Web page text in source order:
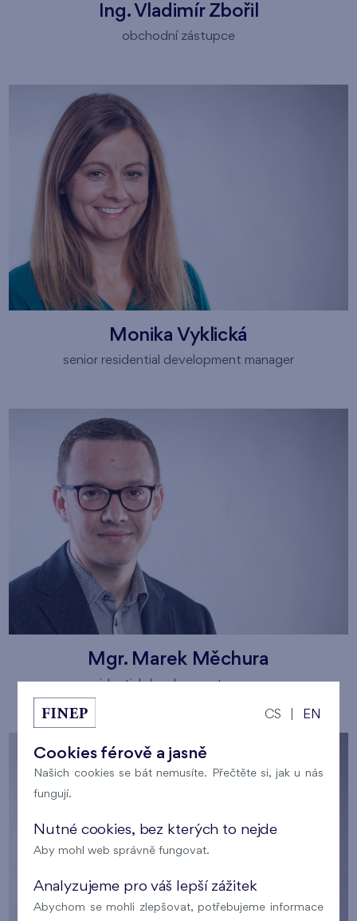
Ing. Vladimír Zbořil
obchodní zástupce
Monika Vyklická
senior residential development manager
Mgr. Marek Měchura
residential development manager
CS EN
Cookies férově a jasně
Našich cookies se bát nemusíte. Přečtěte si, jak u nás
fungují.
Nutné cookies, bez kterých to nejde
Aby mohl web správně fungovat.
Analyzujeme pro váš lepší zážitek
Abychom se mohli zlepšovat, potřebujeme informace